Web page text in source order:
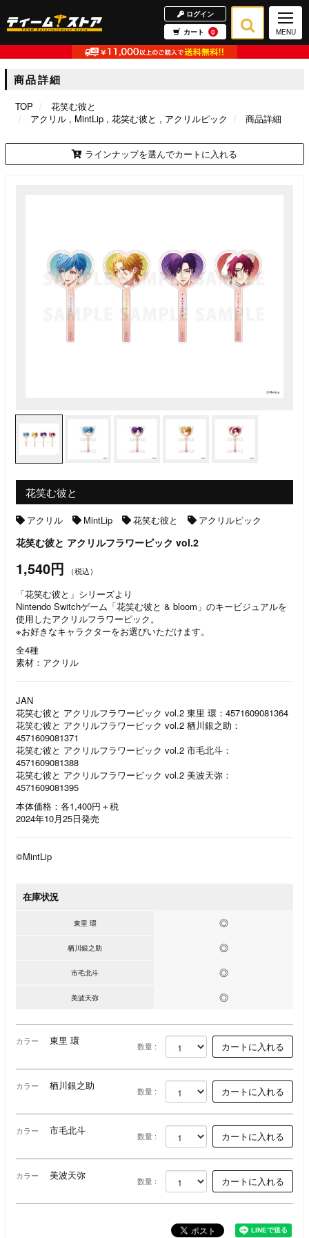
ログイン
カート
0 MENU
商品詳細
TOP
花笑む彼と
アクリル
MintLip 花笑む彼と アクリルピック 商品詳細
ラインナップを選んでカートに入れる
花笑む彼と
アクリル MintLip 花笑む彼と アクリルピック
花笑む彼と アクリルフラワーピック vol.2
1,540円 （税込）
「花笑む彼と」シリーズより
Nintendo Switchゲーム「花笑む彼と & bloom」のキービジュアルを
使用したアクリルフラワーピック。
※お好きなキャラクターをお選びいただけます。
全4種
素材：アクリル
JAN
花笑む彼と アクリルフラワーピック vol.2 東⾥ 環：4571609081364
花笑む彼と アクリルフラワーピック vol.2 栖川銀之助：
4571609081371
花笑む彼と アクリルフラワーピック vol.2 市⽑北斗：
4571609081388
花笑む彼と アクリルフラワーピック vol.2 美波天弥：
4571609081395
本体価格：各1,400円＋税
2024年10月25日発売
©MintLip
在庫状況
東⾥ 環 ◎
栖川銀之助 ◎
市⽑北斗 ◎
美波天弥 ◎
カラー 東⾥ 環 数量 :
カラー 栖川銀之助 数量 :
カラー 市⽑北斗 数量 :
カラー 美波天弥 数量 :